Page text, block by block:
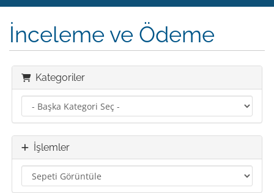
İnceleme ve Ödeme
Kategoriler
İşlemler